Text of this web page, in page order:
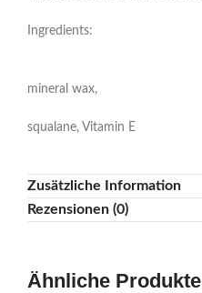
Ingredients:
mineral wax,
squalane, Vitamin E
Zusätzliche Information
Rezensionen (0)
Ähnliche Produkte